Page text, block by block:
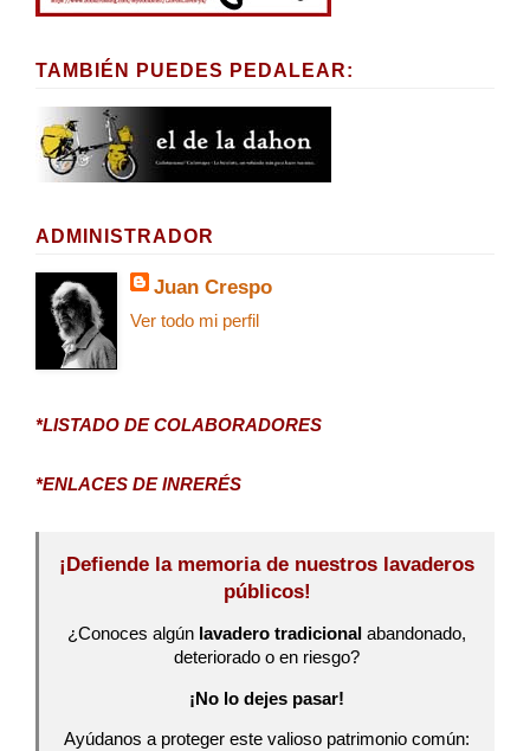
TAMBIÉN PUEDES PEDALEAR:
ADMINISTRADOR
Juan Crespo
Ver todo mi perfil
*LISTADO DE COLABORADORES
*ENLACES DE INRERÉS
¡Defiende la memoria de nuestros lavaderos
públicos!
¿Conoces algún lavadero tradicional abandonado,
deteriorado o en riesgo?
¡No lo dejes pasar!
Ayúdanos a proteger este valioso patrimonio común: